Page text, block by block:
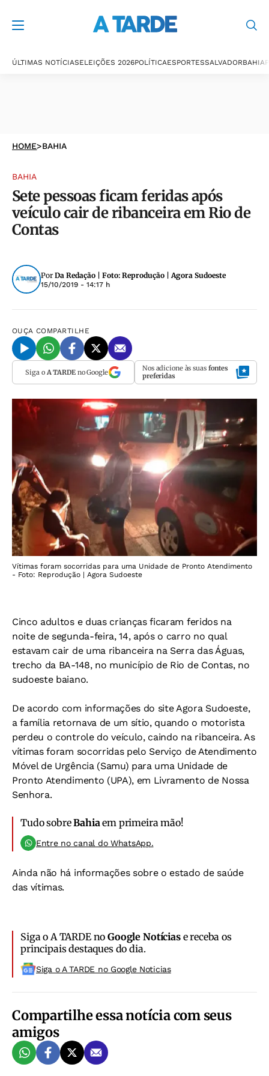
ÚLTIMAS NOTÍCIASELEIÇÕES 2026POLÍTICAESPORTESSALVADORBAHIA
HOME>BAHIA
BAHIA
Sete pessoas ficam feridas após
veículo cair de ribanceira em Rio de
Contas
Por Da Redação | Foto: Reprodução | Agora Sudoeste
15/10/2019 - 14:17 h
OUÇA COMPARTILHE
Siga o A TARDEno Google Nos adicione às suas fontes
preferidas
Vítimas foram socorridas para uma Unidade de Pronto Atendimento
- Foto: Reprodução | Agora Sudoeste
Cinco adultos e duas crianças ficaram feridos na
noite de segunda-feira, 14, após o carro no qual
estavam cair de uma ribanceira na Serra das Águas,
trecho da BA-148, no município de Rio de Contas, no
sudoeste baiano.
De acordo com informações do site Agora Sudoeste,
a família retornava de um sítio, quando o motorista
perdeu o controle do veículo, caindo na ribanceira. As
vítimas foram socorridas pelo Serviço de Atendimento
Móvel de Urgência (Samu) para uma Unidade de
Pronto Atendimento (UPA), em Livramento de Nossa
Senhora.
Tudo sobreBahia em primeira mão!
Entre no canal do WhatsApp.
Ainda não há informações sobre o estado de saúde
das vítimas.
Siga o A TARDE noGoogle Notíciase receba os
principais destaques do dia.
Siga o A TARDE no Google Noticias
Compartilhe essa notícia com seus
amigos